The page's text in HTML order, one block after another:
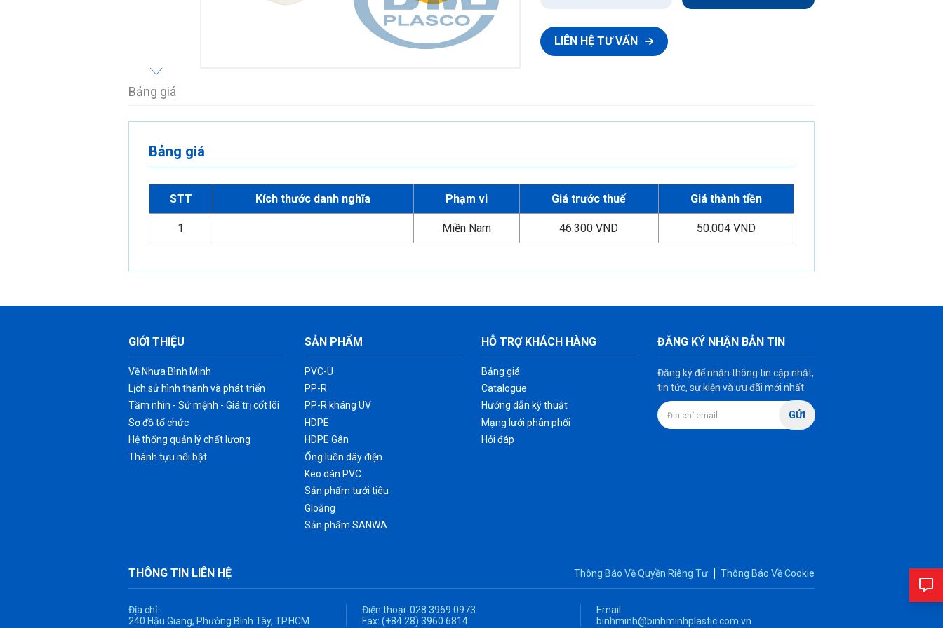
Ống HDPE Gân
Phụ tùng HDPE Gân
Phụ tùng ống luồn dây điện PVC-U
LIÊN HỆ TƯ VẤN
Bảng giá
Bảng giá
STT Kích thước danh nghĩa Phạm vi Giá trước thuế Giá thành tiền
1 Miền Nam 46.300 VND 50.004 VND
GIỚI THIỆU
Về Nhựa Bình Minh
Lịch sử hình thành và phát triển
Tầm nhìn - Sứ mệnh - Giá trị cốt lõi
Sơ đồ tổ chức
Hệ thống quản lý chất lượng
Thành tựu nổi bật
SẢN PHẨM
PVC-U
PP-R
PP-R kháng UV
HDPE
HDPE Gân
Ống luồn dây điện
Keo dán PVC
Sản phẩm tưới tiêu
Gioăng
Sản phẩm SANWA
HỖ TRỢ KHÁCH HÀNG
Bảng giá
Catalogue
Hướng dẫn kỹ thuật
Mạng lưới phân phối
Hỏi đáp
ĐĂNG KÝ NHẬN BẢN TIN
Đăng ký để nhận thông tin cập nhật,
tin tức, sự kiện và ưu đãi mới nhất.
GỬI
THÔNG TIN LIÊN HỆ Thông Báo Về Quyền Riêng Tư Thông Báo Về Cookie
Địa chỉ:
240 Hậu Giang, Phường Bình Tây, TP.HCM
Điện thoại: 028 3969 0973
Fax:(+84 28) 3960 6814
Email:
binhminh@binhminhplastic.com.vn